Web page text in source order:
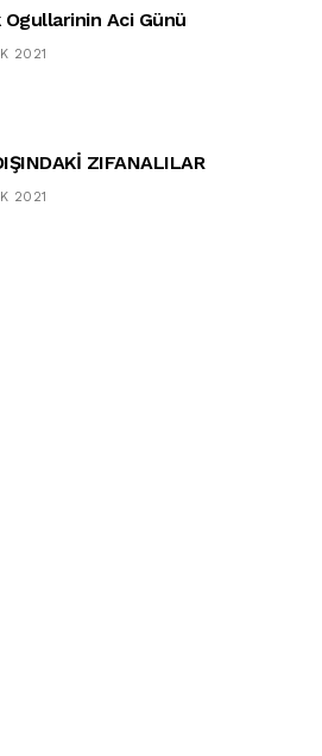
Aci Günü
2021
ZIFANALILAR
2021